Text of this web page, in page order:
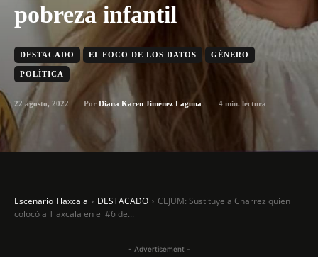
pobreza infantil
DESTACADO EL FOCO DE LOS DATOS GÉNERO
POLÍTICA
22 agosto, 2022 Por Diana Karen Jiménez Laguna 4 min. lectura
Escenario Tlaxcala DESTACADO
CEJUM: Sustituye a Charrez quien
colocó a Tlaxcala en el #6 de...
- Advertisement -